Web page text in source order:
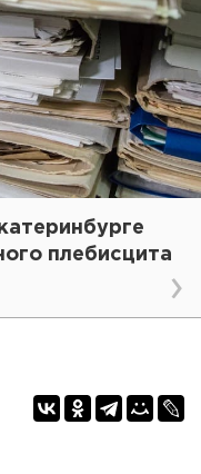
плебисцита